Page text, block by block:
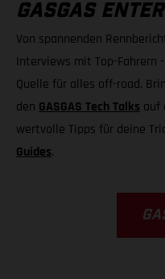
GASGAS
Von spannenden
Interviews mit Top-Fahrern
Quelle für alles off-road.
den GASGAS Tech Talks auf
wertvolle Tipps für deine
Guides.